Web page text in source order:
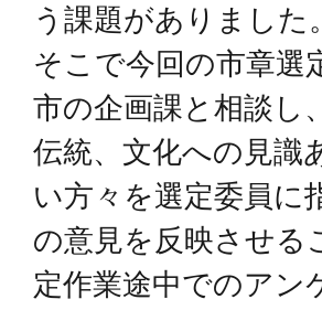
う課題がありました。
そこで今回の市章選
市の企画課と相談し
伝統、文化への見識
い方々を選定委員に
の意見を反映させる
定作業途中でのアン